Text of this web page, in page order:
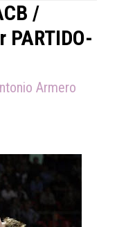
/
PARTIDO-
Armero